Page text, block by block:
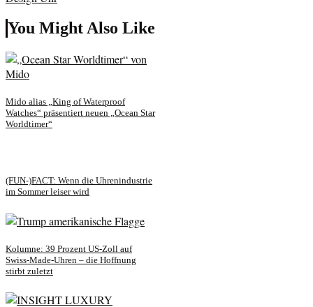
You Might Also Like
Mido alias „King of Waterproof
Watches“ präsentiert neuen „Ocean Star
Worldtimer“
(FUN-)FACT: Wenn die Uhrenindustrie
im Sommer leiser wird
Kolumne: 39 Prozent US-Zoll auf
Swiss-Made-Uhren – die Hoffnung
stirbt zuletzt